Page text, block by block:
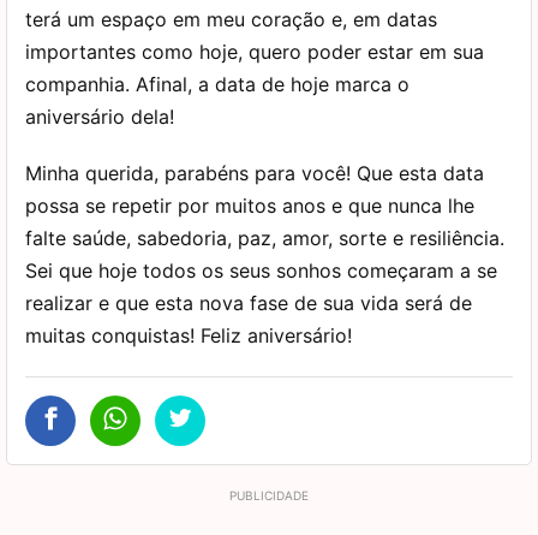
terá um espaço em meu coração e, em datas
importantes como hoje, quero poder estar em sua
companhia. Afinal, a data de hoje marca o
aniversário dela!
Minha querida, parabéns para você! Que esta data
possa se repetir por muitos anos e que nunca lhe
falte saúde, sabedoria, paz, amor, sorte e resiliência.
Sei que hoje todos os seus sonhos começaram a se
realizar e que esta nova fase de sua vida será de
muitas conquistas! Feliz aniversário!